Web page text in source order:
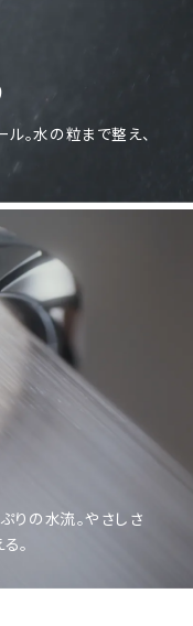
。水の粒まで整え、
りの水流。やさしさ
。